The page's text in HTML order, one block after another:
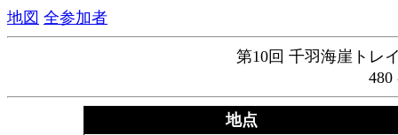
地図 全参加者
第10回 千羽海崖トレ
地点